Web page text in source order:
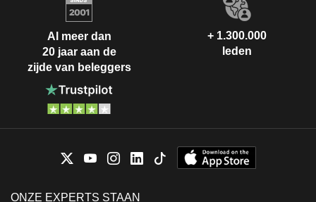
Al meer dan
20 jaar aan de
zijde van beleggers
+ 1.300.000
leden
ONZE EXPERTS STAAN